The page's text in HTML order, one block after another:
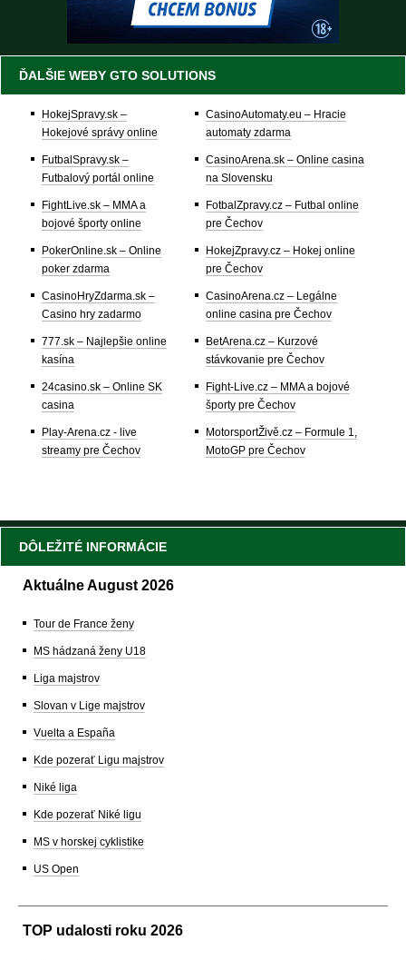
ĎALŠIE WEBY GTO SOLUTIONS
HokejSpravy.sk –
Hokejové správy online
FutbalSpravy.sk –
Futbalový portál online
FightLive.sk – MMA a
bojové športy online
PokerOnline.sk – Online
poker zdarma
CasinoHryZdarma.sk –
Casino hry zadarmo
777.sk – Najlepšie online
kasína
24casino.sk – Online SK
casina
Play-Arena.cz - live
streamy pre Čechov
CasinoAutomaty.eu – Hracie
automaty zdarma
CasinoArena.sk – Online casina
na Slovensku
FotbalZpravy.cz – Futbal online
pre Čechov
HokejZpravy.cz – Hokej online
pre Čechov
CasinoArena.cz – Legálne
online casina pre Čechov
BetArena.cz – Kurzové
stávkovanie pre Čechov
Fight-Live.cz – MMA a bojové
športy pre Čechov
MotorsportŽivě.cz – Formule 1,
MotoGP pre Čechov
DÔLEŽITÉ INFORMÁCIE
Aktuálne August 2026
Tour de France ženy
MS hádzaná ženy U18
Liga majstrov
Slovan v Lige majstrov
Vuelta a España
Kde pozerať Ligu majstrov
Niké liga
Kde pozerať Niké ligu
MS v horskej cyklistike
US Open
TOP udalosti roku 2026